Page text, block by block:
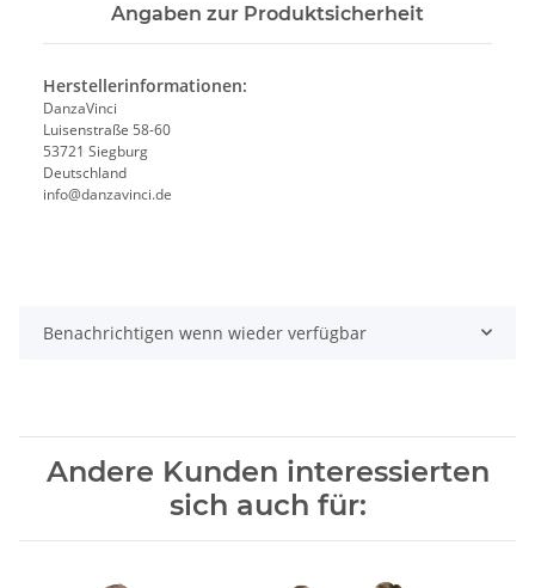
Angaben zur Produktsicherheit
Herstellerinformationen:
DanzaVinci
Luisenstraße 58-60
53721 Siegburg
Deutschland
info@danzavinci.de
Benachrichtigen wenn wieder verfügbar
Andere Kunden interessierten
sich auch für: